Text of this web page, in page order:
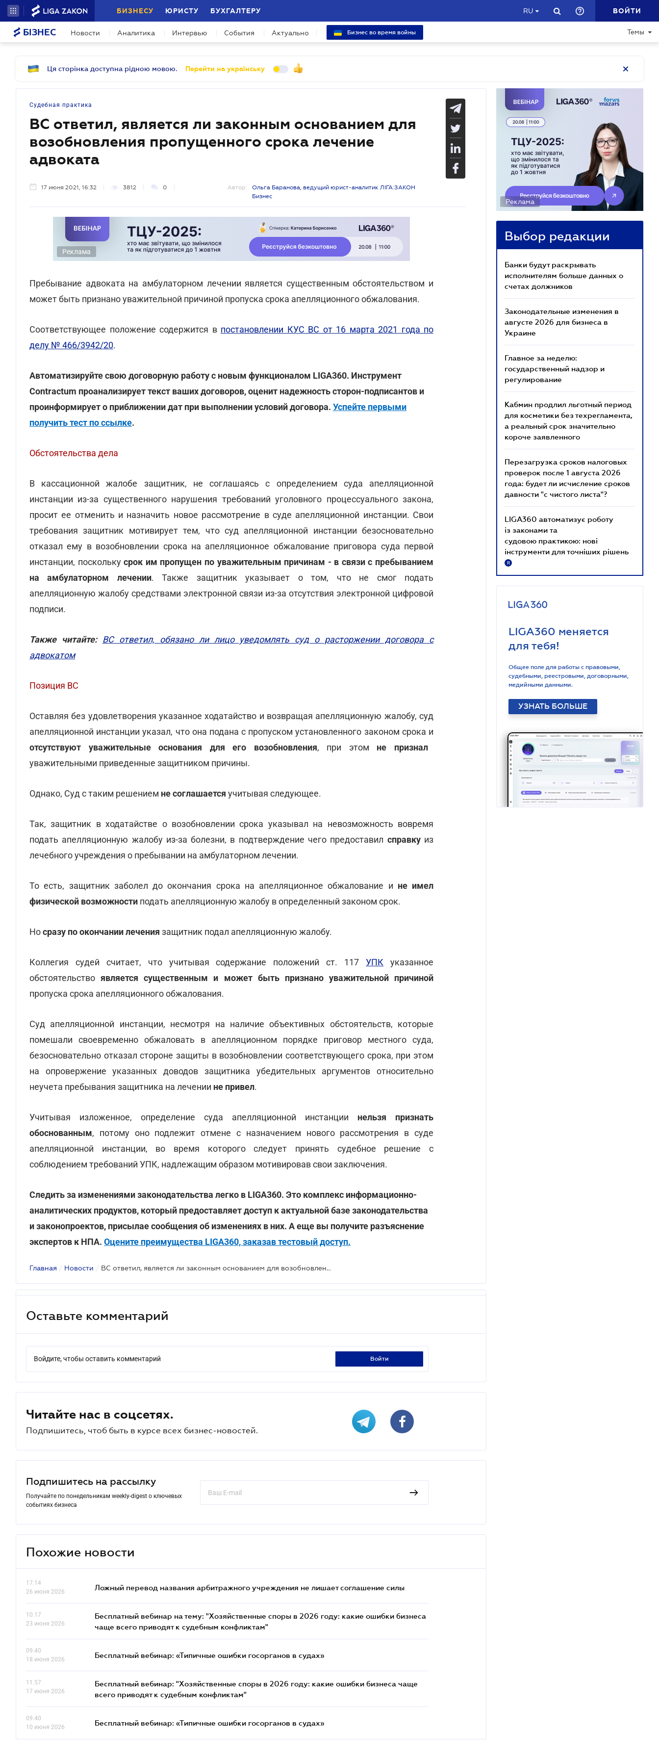
БИЗНЕСУ ЮРИСТУ БУХГАЛТЕРУ RU ВОЙТИ
БІЗНЕС Новости Аналитика Интервью События Актуально Бизнес во время войны Темы
Ця сторінка доступна рідною мовою. Перейти на українську
Судебная практика
ВС ответил, является ли законным основанием для
возобновления пропущенного срока лечение
адвоката
17 июня 2021, 16:32 3812 0 Автор:
Ольга Баранова, ведущий юрист-аналитик ЛІГА:ЗАКОН
Бизнес
Реклама
Пребывание адвоката на амбулаторном лечении является существенным обстоятельством и
может быть признано уважительной причиной пропуска срока апелляционного обжалования.
Соответствующее положение содержится в постановлении КУС ВС от 16 марта 2021 года по
делу № 466/3942/20.
Автоматизируйте свою договорную работу с новым функционалом LIGA360. Инструмент
Contractum проанализирует текст ваших договоров, оценит надежность сторон-подписантов и
проинформирует о приближении дат при выполнении условий договора. Успейте первыми
получить тест по ссылке.
Обстоятельства дела
В кассационной жалобе защитник, не соглашаясь с определением суда апелляционной
инстанции из-за существенного нарушения требований уголовного процессуального закона,
просит ее отменить и назначить новое рассмотрение в суде апелляционной инстанции. Свои
требования защитник мотивирует тем, что суд апелляционной инстанции безосновательно
отказал ему в возобновлении срока на апелляционное обжалование приговора суда первой
инстанции, посколькусрок им пропущен по уважительным причинам - в связи с пребыванием
на амбулаторном лечении. Также защитник указывает о том, что не смог подать
апелляционную жалобу средствами электронной связи из-за отсутствия электронной цифровой
подписи.
Также читайте: ВС ответил, обязано ли лицо уведомлять суд о расторжении договора с
адвокатом
Позиция ВС
Оставляя без удовлетворения указанное ходатайство и возвращая апелляционную жалобу, суд
апелляционной инстанции указал, что она подана с пропуском установленного законом срока и
отсутствуют уважительные основания для его возобновления, при этом не признал
уважительными приведенные защитником причины.
Однако, Суд с таким решением не соглашается учитывая следующее.
Так, защитник в ходатайстве о возобновлении срока указывал на невозможность вовремя
подать апелляционную жалобу из-за болезни, в подтверждение чего предоставил справку из
лечебного учреждения о пребывании на амбулаторном лечении.
То есть, защитник заболел до окончания срока на апелляционное обжалование и не имел
физической возможности подать апелляционную жалобу в определенный законом срок.
Носразу по окончании лечения защитник подал апелляционную жалобу.
Коллегия судей считает, что учитывая содержание положений ст. 117УПК указанное
обстоятельствоявляется существенным и может быть признано уважительной причиной
пропуска срока апелляционного обжалования.
Суд апелляционной инстанции, несмотря на наличие объективных обстоятельств, которые
помешали своевременно обжаловать в апелляционном порядке приговор местного суда,
безосновательно отказал стороне защиты в возобновлении соответствующего срока, при этом
на опровержение указанных доводов защитника убедительных аргументов относительно
неучета пребывания защитника на лечении не привел.
Учитывая изложенное, определение суда апелляционной инстанции нельзя признать
обоснованным, потому оно подлежит отмене с назначением нового рассмотрения в суде
апелляционной инстанции, во время которого следует принять судебное решение с
соблюдением требований УПК, надлежащим образом мотивировав свои заключения.
Следить за изменениями законодательства легко в LIGA360. Это комплекс информационно-
аналитических продуктов, который предоставляет доступ к актуальной базе законодательства
и законопроектов, присылае сообщения об изменениях в них. А еще вы получите разъяснение
экспертов к НПА. Оцените преимущества LIGA360, заказав тестовый доступ.
Главная / Новости / ВС ответил, является ли законным основанием для возобновления пропущенного срока лечение адвоката
Оставьте комментарий
Войдите, чтобы оставить комментарий войти
Читайте нас в соцсетях.
Подпишитесь, чтоб быть в курсе всех бизнес-новостей.
Подпишитесь на рассылку
Получайте по понедельникам weekly-digest о ключевых
событиях бизнеса
Похожие новости
17.14
26 июня 2026
Ложный перевод названия арбитражного учреждения не лишает соглашение силы
10.17
23 июня 2026
Бесплатный вебинар на тему: "Хозяйственные споры в 2026 году: какие ошибки бизнеса
чаще всего приводят к судебным конфликтам"
09.40
18 июня 2026
Бесплатный вебинар: «Типичные ошибки госорганов в судах»
11.57
17 июня 2026
Бесплатный вебинар: "Хозяйственные споры в 2026 году: какие ошибки бизнеса чаще
всего приводят к судебным конфликтам"
09.40
10 июня 2026
Бесплатный вебинар: «Типичные ошибки госорганов в судах»
Реклама
Выбор редакции
Банки будут раскрывать
исполнителям больше данных о
счетах должников
Законодательные изменения в
августе 2026 для бизнеса в
Украине
Главное за неделю:
государственный надзор и
регулирование
Кабмин продлил льготный период
для косметики без техрегламента,
а реальный срок значительно
короче заявленного
Перезагрузка сроков налоговых
проверок после 1 августа 2026
года: будет ли исчисление сроков
давности "с чистого листа"?
LIGA360 автоматизує роботу
із законами та
судовою практикою: нові
інструменти для точніших рішень
R
LIGA360 меняется
для тебя!
Общее поле для работы с правовыми,
судебными, реестровыми, договорными,
медийными данными.
УЗНАТЬ БОЛЬШЕ